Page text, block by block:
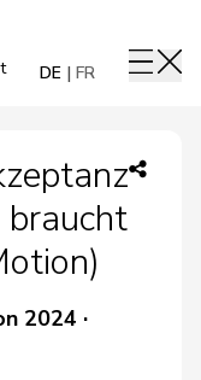
DE FR
2024 ·